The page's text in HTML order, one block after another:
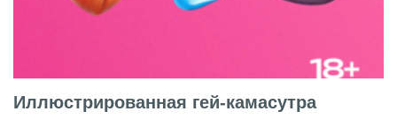
Иллюстрированная гей-камасутра